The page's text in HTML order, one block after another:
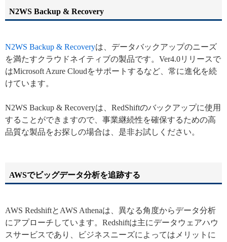
N2WS Backup & Recovery
N2WS Backup & Recoveryは、データバックアップのニーズ
を満たすクラウドネイティブの製品です。Ver4.0リリースで
はMicrosoft Azure Cloudをサポートするなど、常に進化を続
けています。
N2WS Backup & Recoveryは、RedShiftのバックアップに使用
することができますので、事業継続性を確保するための高
品質な製品をお探しの場合は、是非お試しください。
AWSでビッグデータ分析を追跡する
AWS RedshiftとAWS Athenaは、異なる角度からデータ分析
にアプローチしています。Redshiftは主にデータウェアハウ
スサービスであり、ビジネスニーズによってはメリットに